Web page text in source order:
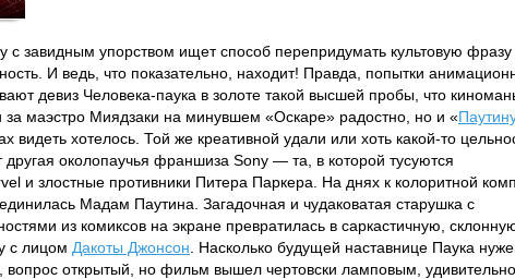
с завидным упорством ищет способ перепридумать культовую
И ведь, что показательно, находит! Правда, попытки
девиз Человека-паука в золоте такой высшей пробы, что
маэстро Миядзаки на минувшем «Оскаре» радостно, но и «
видеть хотелось. Той же креативной удали или хоть какой-то
другая околопаучья франшиза Sony — та, в которой тусуются
и злостные противники Питера Паркера. На днях к колоритной
Мадам Паутина. Загадочная и чудаковатая старушка с
из комиксов на экране превратилась в саркастичную,
с лицом Дакоты Джонсон . Насколько будущей наставнице Паука
открытый, но фильм вышел чертовски ламповым, удивительно